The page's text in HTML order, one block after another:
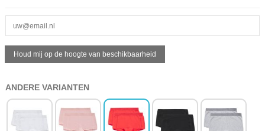
ANDERE VARIANTEN